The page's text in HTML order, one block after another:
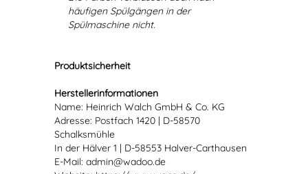
häufigen Spülgängen in der
Spülmaschine nicht.
Produktsicherheit
Herstellerinformationen
Name: Heinrich Walch GmbH & Co. KG
Adresse: Postfach 1420 | D-58570
Schalksmühle
In der Hälver 1 | D-58553 Halver-Carthausen
E-Mail: admin@wadoo.de